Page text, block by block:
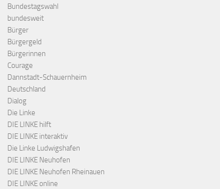
Bundestagswahl
bundesweit
Bürger
Bürgergeld
Bürgerinnen
Courage
Dannstadt-Schauernheim
Deutschland
Dialog
Die Linke
DIE LINKE hilft
DIE LINKE interaktiv
Die Linke Ludwigshafen
DIE LINKE Neuhofen
DIE LINKE Neuhofen Rheinauen
DIE LINKE online